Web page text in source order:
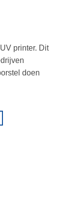
printer. Dit
doen